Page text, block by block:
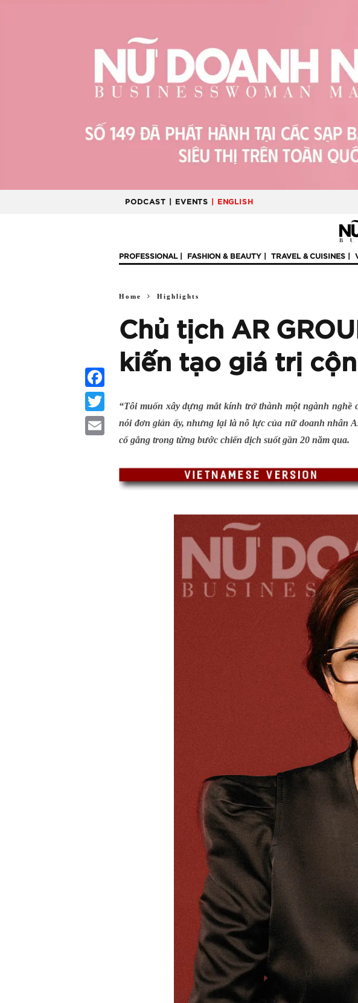
PODCAST | EVENTS | ENGLISH
PROFESSIONAL FASHION & BEAUTY TRAVEL & CUISINES
Home Highlights
Chủ tịch AR
kiến tạo giá trị
“Tôi muốn xây dựng mắt kính trở thành một ngành
nói đơn giản ấy, nhưng lại là nỗ lực của nữ doanh nhân
cố gắng trong từng bước chiến dịch suốt gần 20 năm qua.
Facebook
Twitter